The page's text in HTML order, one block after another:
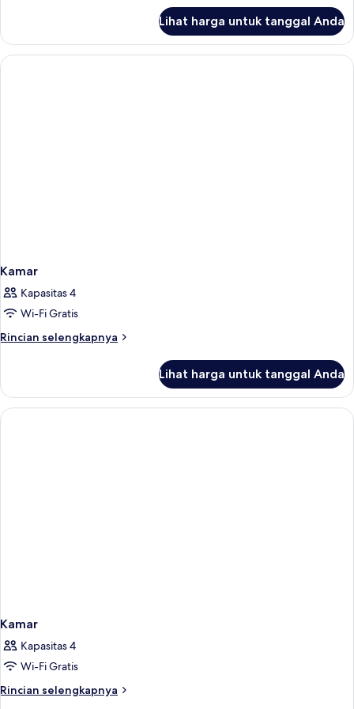
Kamar
Lihat harga untuk tanggal Anda
Kamar
Kapasitas 4
Wi-Fi Gratis
Rincian selengkapnya
Rincian
Kamar
Lihat harga untuk tanggal Anda
Kamar
Kapasitas 4
Wi-Fi Gratis
Rincian selengkapnya
Rincian